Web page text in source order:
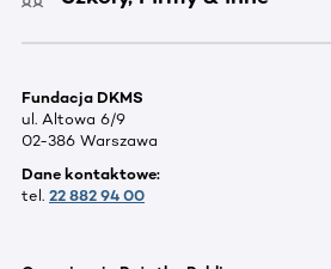
Fundacja DKMS
ul. Altowa 6/9
02-386 Warszawa
Dane kontaktowe:
tel. 22 882 94 00